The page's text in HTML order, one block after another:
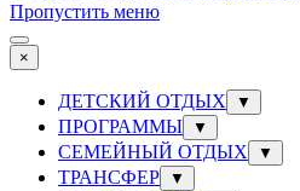
Пропустить меню
×
ДЕТСКИЙ ОТДЫХ ▼
ПРОГРАММЫ ▼
СЕМЕЙНЫЙ ОТДЫХ ▼
ТРАНСФЕР ▼